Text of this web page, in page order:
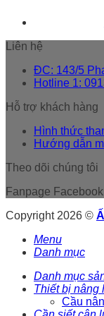
Liên hệ
ĐC: 143/5
Hotline 1:
Hỗ trợ khách hàng
Hình thức
Hướng dẫn
Theo dõi chúng tôi
Fanpage Facebook
Copyright 2026 ©
Menu
Danh mục
Danh mục
Thiết bị nâng
Cầu